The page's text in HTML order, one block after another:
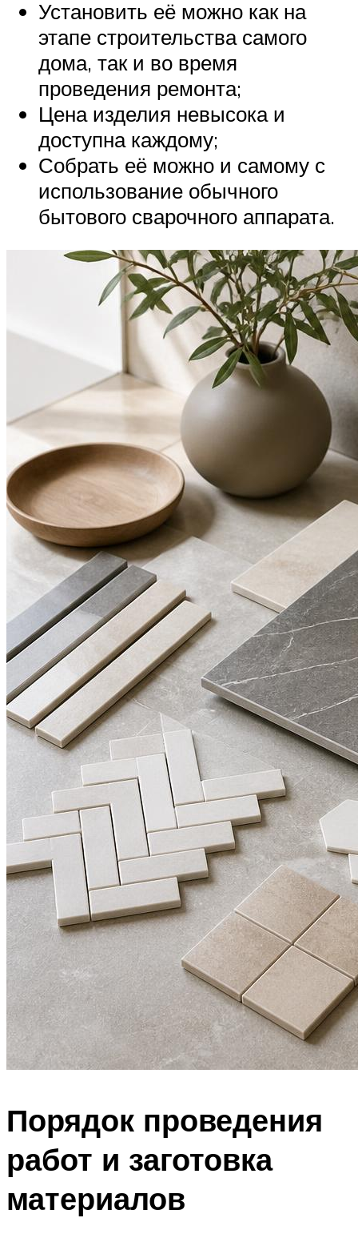
Установить её можно как на
этапе строительства самого
дома, так и во время
проведения ремонта;
Цена изделия невысока и
доступна каждому;
Собрать её можно и самому с
использование обычного
бытового сварочного аппарата.
Порядок проведения
работ и заготовка
материалов